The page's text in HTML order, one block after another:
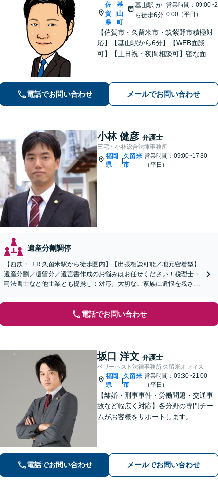
佐
賀
県
基
山
町
基山駅 か
ら徒歩6分
営業時間：09:00~2
0:00（平日）
【佐賀市・久留米市・筑紫野市積極対
応】【基山駅から6分】【WEB面談
可】【土日祝・夜間相談可】密な面談
り、最善を尽くします。「相談者様に
寄り添い親身に対応」【個室対応／守
秘義務厳守】
電話でお問い合わせ メールでお問い合わせ
小林 健彦 弁護士
三宅・小林総合法律事務所
福岡
県
|
久留米
市
営業時間：09:00~17:30
（平日）
遺産分割調停
【西鉄・ＪＲ久留米駅から徒歩圏内】【出張相談可能／地元密着型】
遺産分割／遺留分／遺言書作成のお悩みはお任せください！税理士・
司法書士など他士業とも提携して対応。大切なご家族に遺恨を残さな
電話でお問い合わせ
坂口 洋文 弁護士
ベリーベスト法律事務所 久留米オフィス
福岡
県
|
久留米
市
営業時間：09:30~21:00
（平日）
【離婚・刑事事件・労働問題・交通事
故など幅広く対応】各分野の専門チー
ムがお客様をサポートします。
電話でお問い合わせ メールでお問い合わせ